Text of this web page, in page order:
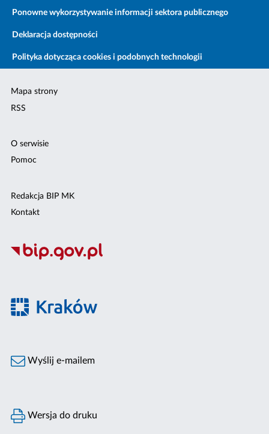
Ponowne wykorzystywanie informacji sektora publicznego
Deklaracja dostępności
Polityka dotycząca cookies i podobnych technologii
Mapa strony
RSS
O serwisie
Pomoc
Redakcja BIP MK
Kontakt
Wyślij e-mailem
Wersja do druku